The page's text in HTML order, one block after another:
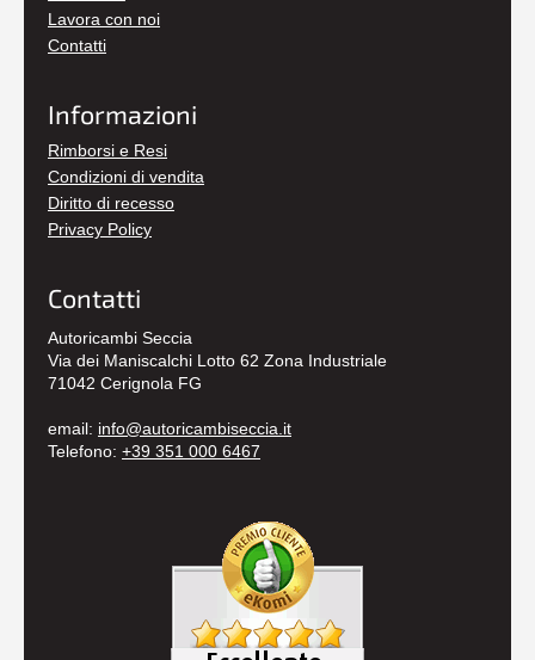
Lavora con noi
Contatti
Informazioni
Rimborsi e Resi
Condizioni di vendita
Diritto di recesso
Privacy Policy
Contatti
Autoricambi Seccia
Via dei Maniscalchi Lotto 62 Zona Industriale
71042 Cerignola FG
email: info@autoricambiseccia.it
Telefono: +39 351 000 6467